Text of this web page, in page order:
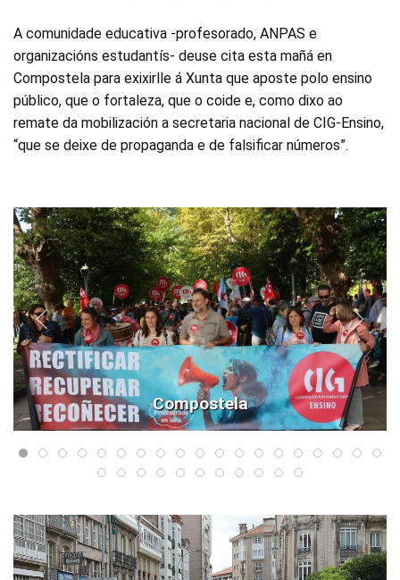
A comunidade educativa -profesorado, ANPAS e
organizacións estudantís- deuse cita esta mañá en
Compostela para exixirlle á Xunta que aposte polo ensino
público, que o fortaleza, que o coide e, como dixo ao
remate da mobilización a secretaria nacional de CIG-Ensino,
“que se deixe de propaganda e de falsificar números”.
Compostela